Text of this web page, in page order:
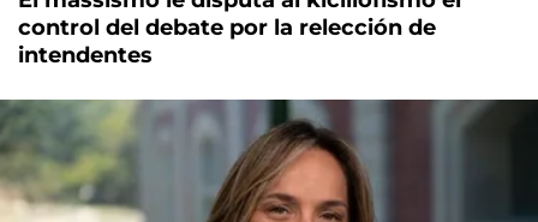
control del debate por la relección de
intendentes